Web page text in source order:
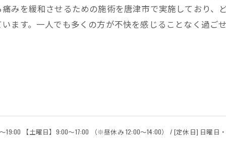
みを緩和させるための施術を唐津市で実施しており、
ます。一人でも多くの方が不快を感じることなく過ご
19:00 【土曜日】9:00～17:00 （※昼休み 12:00～14:00） / [定休日] 日曜日